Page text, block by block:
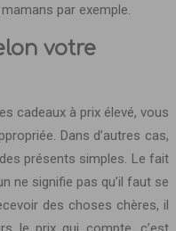
par exemple.
votre
cadeaux à prix élevé, vous
Dans d’autres cas,
présents simples. Le fait
ne signifie pas qu’il faut se
des choses chères, il